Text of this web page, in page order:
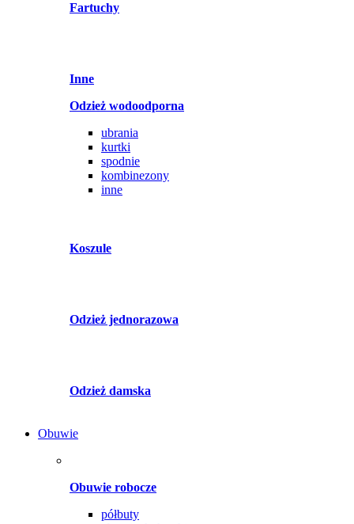
Fartuchy
Inne
Odzież wodoodporna
ubrania
kurtki
spodnie
kombinezony
inne
Koszule
Odzież jednorazowa
Odzież damska
Obuwie
Obuwie robocze
półbuty